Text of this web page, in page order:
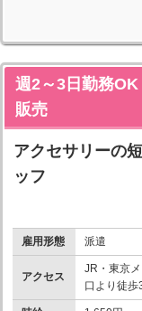
週2～3日勤務
販売
アクセサリーの
ッフ
雇用形態 派遣
アクセス
JR・東京
口より徒歩